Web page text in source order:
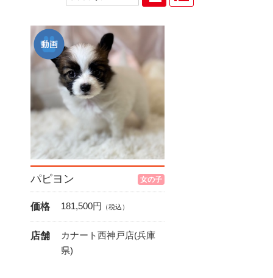
パピヨン 女の子
価格 181,500円 （税込）
店舗
カナート西神戸店(兵庫
県)